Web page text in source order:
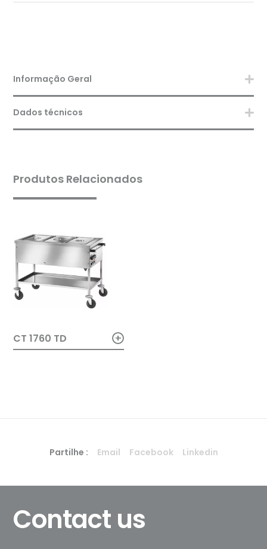
Informação Geral
Dados técnicos
Produtos Relacionados
CT 1760 TD +
Partilhe : Email Facebook Linkedin
Contact us